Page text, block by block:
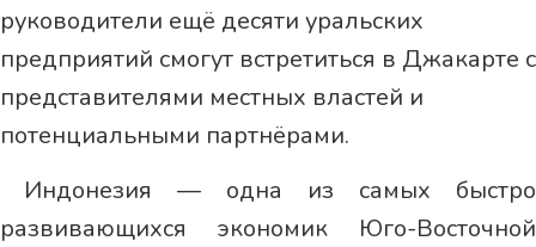
руководители ещё десяти уральских
предприятий смогут встретиться в Джакарте с
представителями местных властей и
потенциальными партнёрами.
Индонезия — одна из самых быстро
развивающихся экономик Юго-Восточной